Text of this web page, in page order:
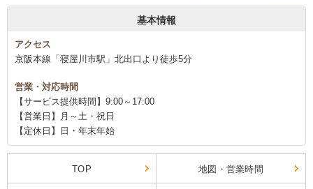
基本情報
アクセス
京阪本線「寝屋川市駅」北出口より徒歩5分
営業・対応時間
【サービス提供時間】9:00～17:00
【営業日】月～土・祝日
【定休日】日・年末年始
TOP 地図・営業時間